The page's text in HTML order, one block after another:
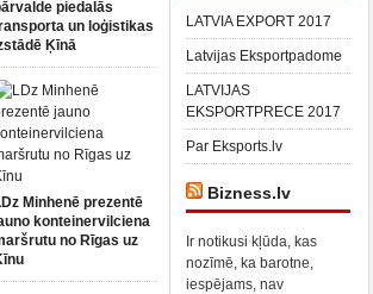
piedalās
un loģistikas
Ķīnā
Minhenē prezentē
konteinervilciena
no Rīgas uz
LATVIA EXPORT 2017
Latvijas Eksportpadome
LATVIJAS
EKSPORTPRECE 2017
Par Eksports.lv
Bizness.lv
Ir notikusi kļūda, kas
nozīmē, ka barotne,
iespējams, nav